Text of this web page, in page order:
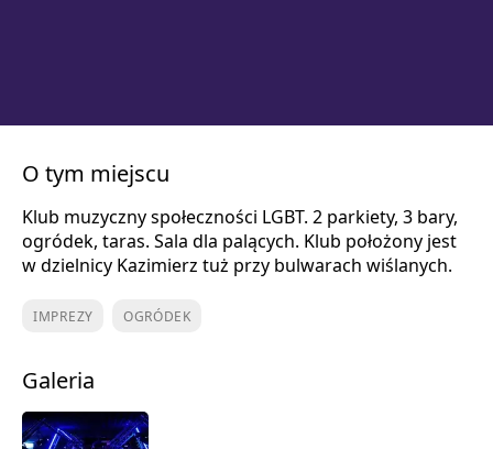
O tym miejscu
Klub muzyczny społeczności LGBT. 2 parkiety, 3 bary,
ogródek, taras. Sala dla palących. Klub położony jest
w dzielnicy Kazimierz tuż przy bulwarach wiślanych.
IMPREZY OGRÓDEK
Galeria